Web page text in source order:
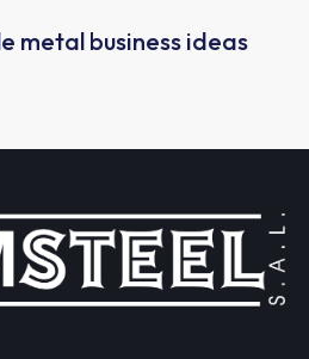
metal business ideas